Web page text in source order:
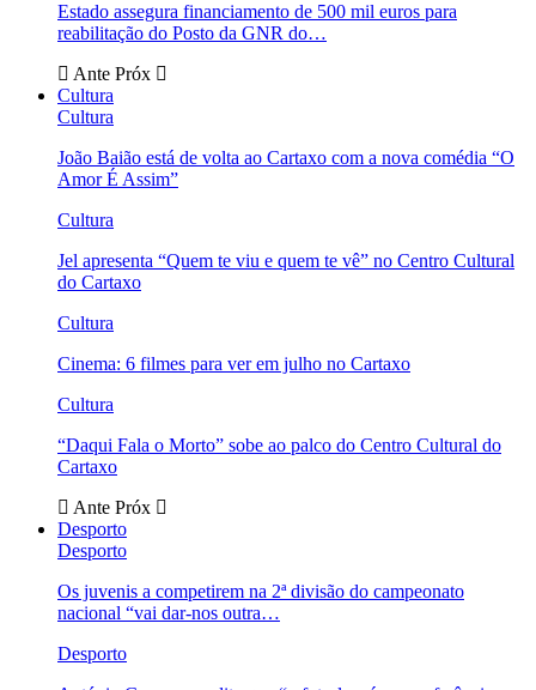
Estado assegura financiamento de 500 mil euros para
reabilitação do Posto da GNR do…
Ante Próx
Cultura
Cultura
João Baião está de volta ao Cartaxo com a nova comédia “O
Amor É Assim”
Cultura
Jel apresenta “Quem te viu e quem te vê” no Centro Cultural
do Cartaxo
Cultura
Cinema: 6 filmes para ver em julho no Cartaxo
Cultura
“Daqui Fala o Morto” sobe ao palco do Centro Cultural do
Cartaxo
Ante Próx
Desporto
Desporto
Os juvenis a competirem na 2ª divisão do campeonato
nacional “vai dar-nos outra…
Desporto